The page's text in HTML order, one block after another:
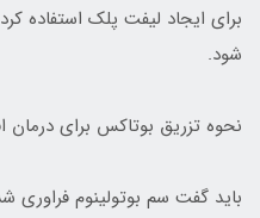
برای ایجاد لیفت پلک استفاده
شود.
نحوه تزریق بوتاکس برای درمان
باید گفت سم بوتولینوم